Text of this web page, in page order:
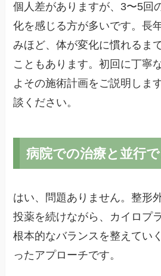
個人差がありますが、3〜5回
化を感じる方が多いです。長
みほど、体が変化に慣れるま
こともあります。初回に丁寧
よその施術計画をご説明しま
談ください。
病院での治療と並行
はい、問題ありません。整形
投薬を続けながら、カイロプ
根本的なバランスを整えてい
ったアプローチです。